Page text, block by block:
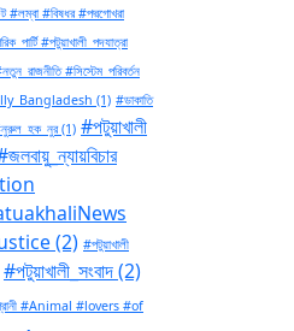
#বিষধর #পদ্মগোখরা
#পটুয়াখালী_পদযাত্রা
#সিস্টেম_পরিবর্তন
(1) #ডাকাতি
(1) #পটুয়াখালী
(2) #পটুয়াখালী
#পটুয়াখালী_সংবাদ(2)
#Animal #lovers #of